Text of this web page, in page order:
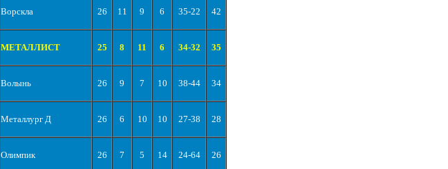
Ворскла 26 11 9 6 35-22 42
МЕТАЛЛИСТ 25 8 11 6 34-32 35
Волынь 26 9 7 10 38-44 34
Металлург Д 26 6 10 10 27-38 28
Олимпик 26 7 5 14 24-64 26